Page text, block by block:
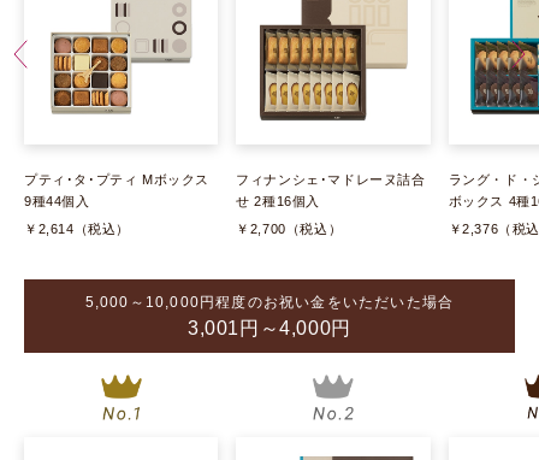
プティ･タ･プティ Mボックス
9種44個入
￥2,614（税込）
フィナンシェ･マドレーヌ詰合
せ 2種16個入
￥2,700（税込）
ラング・ド・
ボックス 4種
￥2,376（税
5,000～10,000円程度のお祝い金をいただいた場合
3,001円～4,000円